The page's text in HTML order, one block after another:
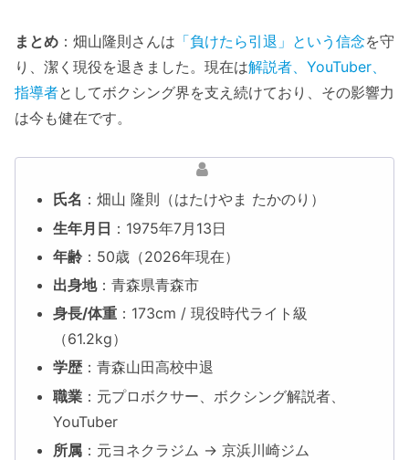
まとめ ：畑山隆則さんは 「負けたら引退」という信念を守
り、潔く現役を退きました。現在は解説者、YouTuber、
指導者としてボクシング界を支え続けており、その影響力
は今も健在です。
氏名 ：畑山 隆則（はたけやま たかのり）
生年月日 ：1975年7月13日
年齢 ：50歳（2026年現在）
出身地：青森県青森市
身長/体重 ：173cm / 現役時代ライト級
（61.2kg）
学歴 ：青森山田高校中退
職業 ：元プロボクサー、ボクシング解説者、
YouTuber
所属 ：元ヨネクラジム → 京浜川崎ジム